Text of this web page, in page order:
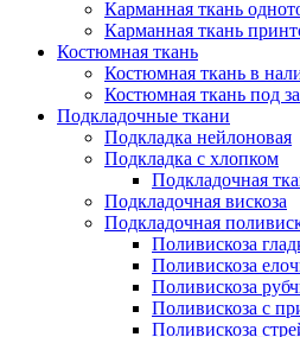
Карманная ткань
Карманная ткань
Костюмная ткань
Костюмная ткань в
Костюмная ткань под
Подкладочные ткани
Подкладка нейлоновая
Подкладка с хлопком
Подкладочная
Подкладочная вискоза
Подкладочная
Поливискоза
Поливискоза
Поливискоза
Поливискоза с
Поливискоза